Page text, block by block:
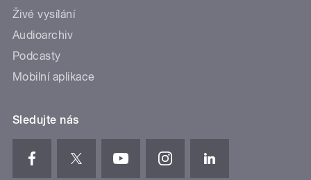
Živé vysílání
Audioarchiv
Podcasty
Mobilní aplikace
Sledujte nás